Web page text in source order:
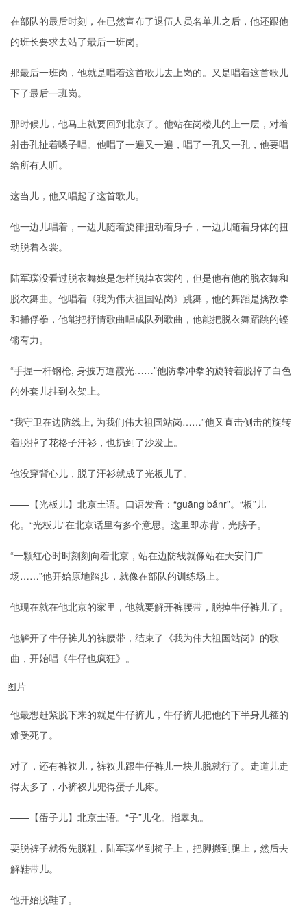
在部队的最后时刻，在已然宣布了退伍人员名单儿之后，他还跟他
的班长要求去站了最后一班岗。
那最后一班岗，他就是唱着这首歌儿去上岗的。又是唱着这首歌儿
下了最后一班岗。
那时候儿，他马上就要回到北京了。他站在岗楼儿的上一层，对着
射击孔扯着嗓子唱。他唱了一遍又一遍，唱了一孔又一孔，他要唱
给所有人听。
这当儿，他又唱起了这首歌儿。
他一边儿唱着，一边儿随着旋律扭动着身子，一边儿随着身体的扭
动脱着衣裳。
陆军璞没看过脱衣舞娘是怎样脱掉衣裳的，但是他有他的脱衣舞和
脱衣舞曲。他唱着《我为伟大祖国站岗》跳舞，他的舞蹈是擒敌拳
和捕俘拳，他能把抒情歌曲唱成队列歌曲，他能把脱衣舞蹈跳的铿
锵有力。
“手握一杆钢枪, 身披万道霞光……”他防拳冲拳的旋转着脱掉了白色
的外套儿挂到衣架上。
“我守卫在边防线上, 为我们伟大祖国站岗……”他又直击侧击的旋转
着脱掉了花格子汗衫，也扔到了沙发上。
他没穿背心儿，脱了汗衫就成了光板儿了。
——【光板儿】北京土语。口语发音：“guāng bǎnr”。“板”儿
化。“光板儿”在北京话里有多个意思。这里即赤背，光膀子。
“一颗红心时时刻刻向着北京，站在边防线就像站在天安门广
场……”他开始原地踏步，就像在部队的训练场上。
他现在就在他北京的家里，他就要解开裤腰带，脱掉牛仔裤儿了。
他解开了牛仔裤儿的裤腰带，结束了《我为伟大祖国站岗》的歌
曲，开始唱《牛仔也疯狂》。
图片
他最想赶紧脱下来的就是牛仔裤儿，牛仔裤儿把他的下半身儿箍的
难受死了。
对了，还有裤衩儿，裤衩儿跟牛仔裤儿一块儿脱就行了。走道儿走
得太多了，小裤衩儿兜得蛋子儿疼。
——【蛋子儿】北京土语。“子”儿化。指睾丸。
要脱裤子就得先脱鞋，陆军璞坐到椅子上，把脚搬到腿上，然后去
解鞋带儿。
他开始脱鞋了。